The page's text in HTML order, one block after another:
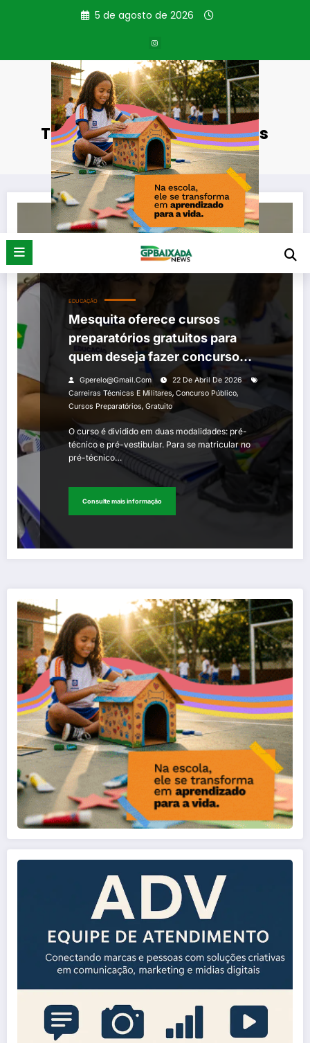
5 de agosto de 2026
Tag: cursos preparatórios
Página inicial cursos preparatórios
EDUCAÇÃO
Mesquita oferece cursos
preparatórios gratuitos para
quem deseja fazer concurso
público de olho em vestibulares,
carreiras técnicas e militares
Gperelo@gmail.com
22 De Abril De 2026
Carreiras Técnicas E Militares, Concurso Público,
Cursos Preparatórios, Gratuito
O curso é dividido em duas modalidades: pré-
técnico e pré-vestibular. Para se matricular no
pré-técnico…
Consulte mais informação